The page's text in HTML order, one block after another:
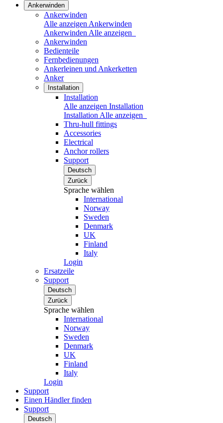
Ankerwinden
Ankerwinden
Alle anzeigen Ankerwinden
Ankerwinden Alle anzeigen
Ankerwinden
Bedienteile
Fernbedienungen
Ankerleinen und Ankerketten
Anker
Installation
Installation
Alle anzeigen Installation
Installation Alle anzeigen
Thru-hull fittings
Accessories
Electrical
Anchor rollers
Support
Deutsch
Zurück
Sprache wählen
International
Norway
Sweden
Denmark
UK
Finland
Italy
Login
Ersatzeile
Support
Deutsch
Zurück
Sprache wählen
International
Norway
Sweden
Denmark
UK
Finland
Italy
Login
Support
Einen Händler finden
Support
Deutsch